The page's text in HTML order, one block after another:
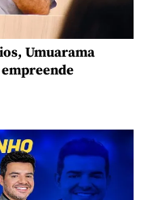
Umuarama